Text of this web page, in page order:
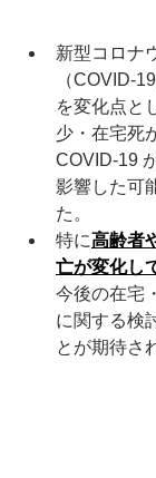
新型コロナ
（COVID-
を変化点と
少・在宅死
COVID-19
影響した可
た。
特に高齢者
亡が変化し
今後の在宅
に関する検
とが期待さ